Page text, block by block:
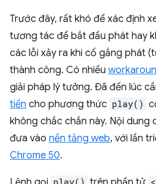
Trước đây, rất khó để xác định
tương tác để bắt đầu phát hay
các lỗi xảy ra khi cố gắng phát
thành công. Có nhiều
giải pháp lý tưởng. Đã đến lúc
tiến cho phương thức play()
không chắc chắn này. Nội dung
đưa vào nền tảng web, với lần
Chrome 50.